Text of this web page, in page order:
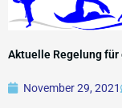
Aktuelle Regelung
November 29, 2021